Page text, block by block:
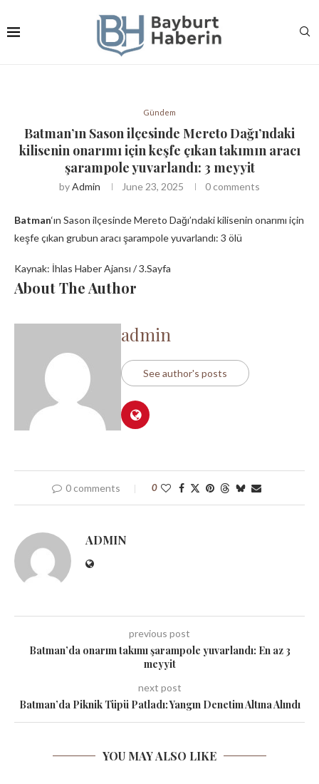
Gündem
Batman’ın Sason ilçesinde Mereto Dağı’ndaki
kilisenin onarımı için keşfe çıkan takımın aracı
şarampole yuvarlandı: 3 meyyit
byAdmin June 23, 2025 0 comments
Batman‘ın Sason ilçesinde Mereto Dağı’ndaki kilisenin onarımı için
keşfe çıkan grubun aracı şarampole yuvarlandı: 3 ölü
Kaynak: İhlas Haber Ajansı / 3.Sayfa
About The Author
admin
See author's posts
0 comments 0
ADMIN
previous post
Batman’da onarım takımı şarampole yuvarlandı: En az 3
meyyit
next post
Batman’da Piknik Tüpü Patladı: Yangın Denetim Altına Alındı
YOU MAY ALSO LIKE